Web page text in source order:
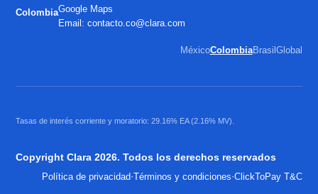
ColombiaGoogle Maps
Email:contacto.co@clara.com
MéxicoColombiaBrasil Global
Tasas de interés corriente y moratorio: 29.16% EA (2.16% MV).
Copyright Clara 2026. Todos los derechos reservados
Política de privacidad·Términos y condiciones·ClickToPay T&C